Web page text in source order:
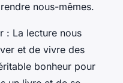
nous-mêmes.
: La lecture nous
et de vivre des
bonheur pour